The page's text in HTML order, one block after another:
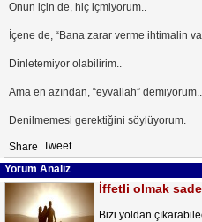
Onun için de, hiç içmiyorum..
İçene de, “Bana zarar verme ihtimalin
Dinletemiyor olabilirim..
Ama en azından, “eyvallah” demiyorum..
Denilmemesi gerektiğini söylüyorum.
Share Tweet
Yorum Analiz
İffetli olmak
Bizi yoldan